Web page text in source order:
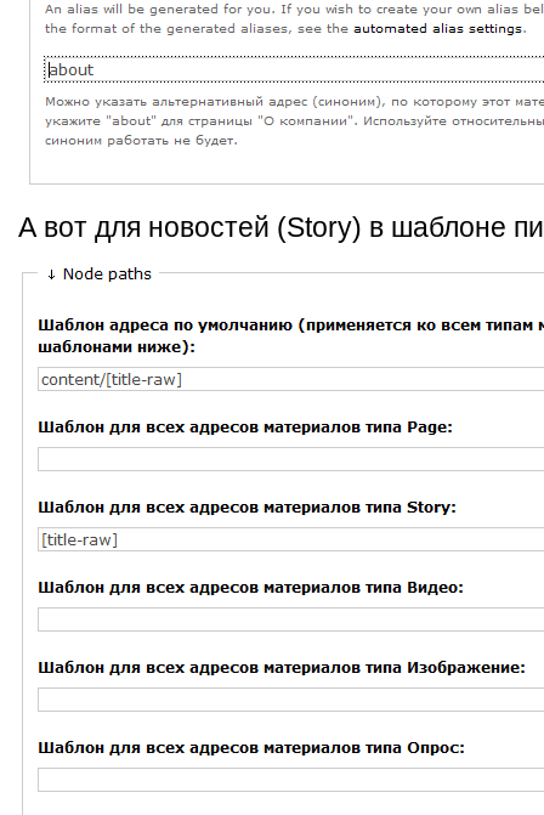
А вот для новостей (Story) в шаблоне